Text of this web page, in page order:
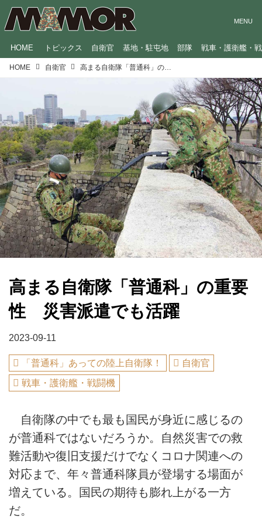
HOME トピックス 自衛官 基地・駐屯地 部隊 戦車・護衛艦・
HOME 自衛官
高まる自衛隊「普通科」の重要
性 災害派遣でも活躍
2023-09-11
「普通科」あっての陸上自衛隊！
自衛官
戦車・護衛艦・戦闘機
自衛隊の中でも最も国民が身近に感じるの
が普通科ではないだろうか。自然災害での救
難活動や復旧支援だけでなくコロナ関連への
対応まで、年々普通科隊員が登場する場面が
増えている。国民の期待も膨れ上がる一方
だ。